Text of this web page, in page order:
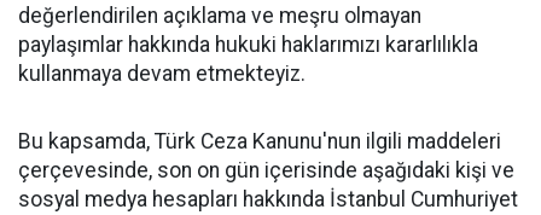
değerlendirilen açıklama ve meşru olmayan
paylaşımlar hakkında hukuki haklarımızı kararlılıkla
kullanmaya devam etmekteyiz.
Bu kapsamda, Türk Ceza Kanunu'nun ilgili maddeleri
çerçevesinde, son on gün içerisinde aşağıdaki kişi ve
sosyal medya hesapları hakkında İstanbul Cumhuriyet